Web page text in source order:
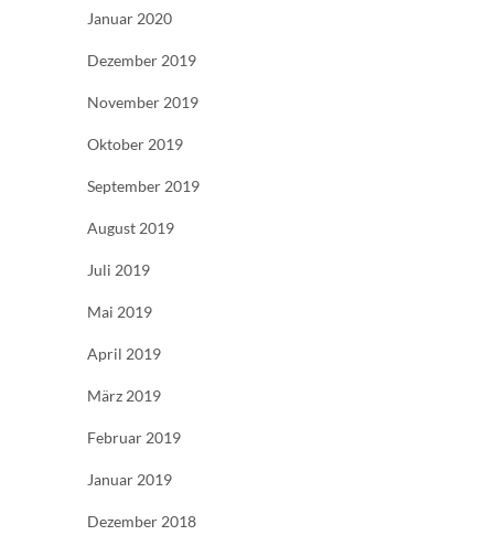
Januar 2020
Dezember 2019
November 2019
Oktober 2019
September 2019
August 2019
Juli 2019
Mai 2019
April 2019
März 2019
Februar 2019
Januar 2019
Dezember 2018